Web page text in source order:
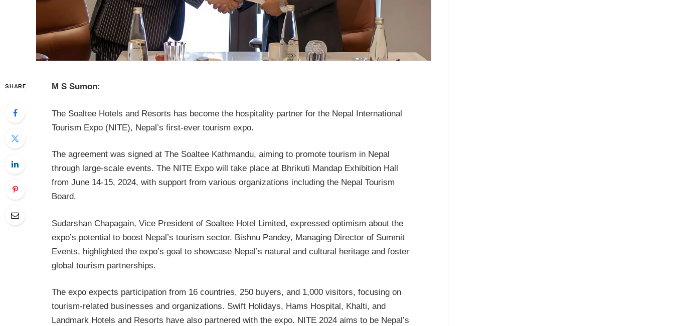
SHARE M S Sumon:
The Soaltee Hotels and Resorts has become the hospitality partner for the Nepal International
Tourism Expo (NITE), Nepal’s first-ever tourism expo.
The agreement was signed at The Soaltee Kathmandu, aiming to promote tourism in Nepal
through large-scale events. The NITE Expo will take place at Bhrikuti Mandap Exhibition Hall
from June 14-15, 2024, with support from various organizations including the Nepal Tourism
Board.
Sudarshan Chapagain, Vice President of Soaltee Hotel Limited, expressed optimism about the
expo’s potential to boost Nepal’s tourism sector. Bishnu Pandey, Managing Director of Summit
Events, highlighted the expo’s goal to showcase Nepal’s natural and cultural heritage and foster
global tourism partnerships.
The expo expects participation from 16 countries, 250 buyers, and 1,000 visitors, focusing on
tourism-related businesses and organizations. Swift Holidays, Hams Hospital, Khalti, and
Landmark Hotels and Resorts have also partnered with the expo. NITE 2024 aims to be Nepal’s